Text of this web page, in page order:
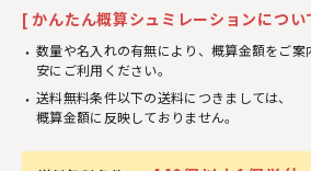
[ かんたん概算シュミレーションについ
数量や名入れの有無により、概算金額をご案
安にご利用ください。
送料無料条件以下の送料につきましては、
概算金額に反映しておりません。